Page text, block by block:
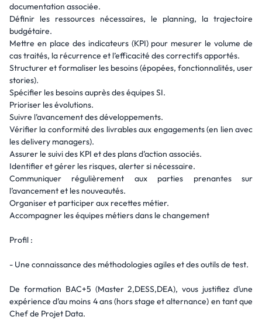
documentation associée.
Définir les ressources nécessaires, le planning, la trajectoire
budgétaire.
Mettre en place des indicateurs (KPI) pour mesurer le volume de
cas traités, la récurrence et l’efficacité des correctifs apportés.
Structurer et formaliser les besoins (épopées, fonctionnalités, user
stories).
Spécifier les besoins auprès des équipes SI.
Prioriser les évolutions.
Suivre l’avancement des développements.
Vérifier la conformité des livrables aux engagements (en lien avec
les delivery managers).
Assurer le suivi des KPI et des plans d’action associés.
Identifier et gérer les risques, alerter si nécessaire.
Communiquer régulièrement aux parties prenantes sur
l’avancement et les nouveautés.
Organiser et participer aux recettes métier.
Accompagner les équipes métiers dans le changement
Profil :
- Une connaissance des méthodologies agiles et des outils de test.
De formation BAC+5 (Master 2,DESS,DEA), vous justifiez d’une
expérience d’au moins 4 ans (hors stage et alternance) en tant que
Chef de Projet Data.